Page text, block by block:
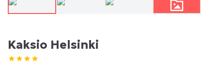
Kaksio Helsinki